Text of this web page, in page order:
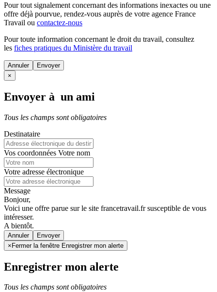
Pour tout signalement concernant des informations inexactes ou une
offre déjà pourvue, rendez-vous auprès de votre agence France
Travail ou contactez-nous
Pour toute information concernant le droit du travail, consultez
les fiches pratiques du Ministère du travail
Annuler
×
Envoyer à un ami
Tous les champs sont obligatoires
Destinataire
Vos coordonnées Votre nom
Votre adresse électronique
Message
Bonjour,
Voici une offre parue sur le site francetravail.fr susceptible de vous
intéresser.
A bientôt.
Annuler
×Fermer la fenêtre Enregistrer mon alerte
Enregistrer mon alerte
Tous les champs sont obligatoires